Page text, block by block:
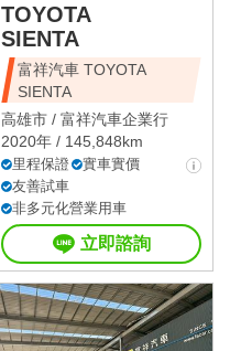
TOYOTA
SIENTA
富祥汽車 TOYOTA
SIENTA
高雄市 / 富祥汽車企業行
2020年 / 145,848km
里程保證
實車實價
友善試車
非多元化營業用車
立即諮詢